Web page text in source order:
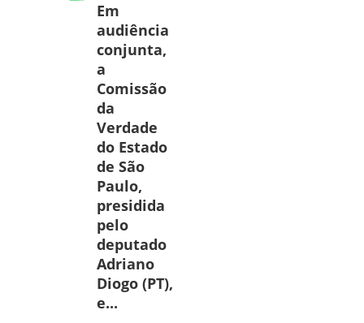
Em
audiência
conjunta,
a
Comissão
da
Verdade
do Estado
de São
Paulo,
presidida
pelo
deputado
Adriano
Diogo (PT),
e...